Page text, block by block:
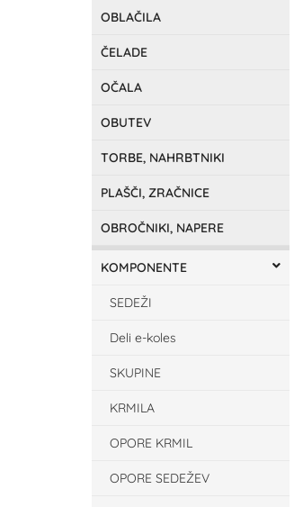
OBLAČILA
ČELADE
OČALA
OBUTEV
TORBE, NAHRBTNIKI
PLAŠČI, ZRAČNICE
OBROČNIKI, NAPERE
KOMPONENTE
SEDEŽI
Deli e-koles
SKUPINE
KRMILA
OPORE KRMIL
OPORE SEDEŽEV